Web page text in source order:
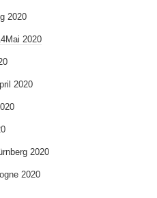
2020
2020
2020
2020
2020